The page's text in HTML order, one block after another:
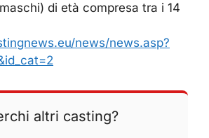
di età compresa tra i 14
news/news.asp?
altri casting?